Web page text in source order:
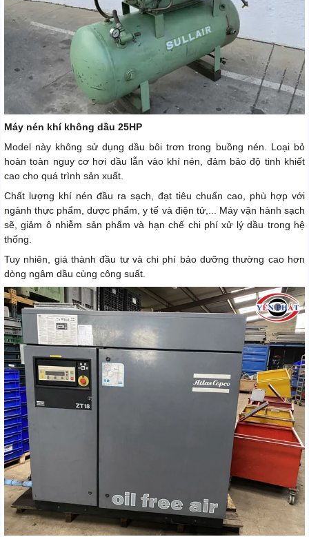
Máy nén khí không dầu 25HP
Model này không sử dụng dầu bôi trơn trong buồng nén. Loại bỏ
hoàn toàn nguy cơ hơi dầu lẫn vào khí nén, đảm bảo độ tinh khiết
cao cho quá trình sản xuất.
Chất lượng khí nén đầu ra sạch, đạt tiêu chuẩn cao, phù hợp với
ngành thực phẩm, dược phẩm, y tế và điện tử,... Máy vận hành sạch
sẽ, giảm ô nhiễm sản phẩm và hạn chế chi phí xử lý dầu trong hệ
thống.
Tuy nhiên, giá thành đầu tư và chi phí bảo dưỡng thường cao hơn
dòng ngâm dầu cùng công suất.